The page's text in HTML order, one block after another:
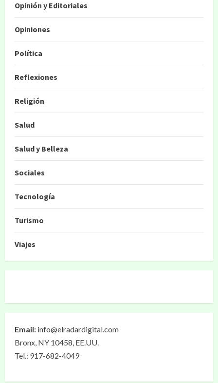
Opinión y Editoriales
Opiniones
Política
Reflexiones
Religión
Salud
Salud y Belleza
Sociales
Tecnología
Turismo
Viajes
Email: info@elradardigital.com
Bronx, NY 10458, EE.UU.
Tel.: 917-682-4049